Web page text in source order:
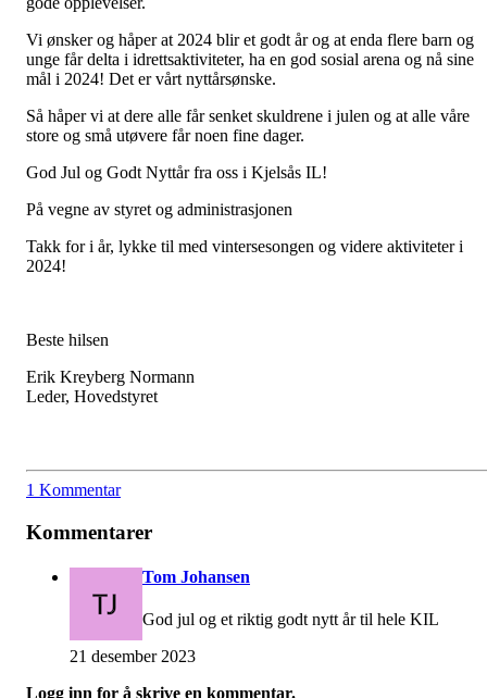
Vi ønsker og håper at 2024 blir et godt år og at enda flere barn og
unge får delta i idrettsaktiviteter, ha en god sosial arena og nå sine
mål i 2024! Det er vårt nyttårsønske.
Så håper vi at dere alle får senket skuldrene i julen og at alle våre
store og små utøvere får noen fine dager.
God Jul og Godt Nyttår fra oss i Kjelsås IL!
På vegne av styret og administrasjonen
Takk for i år, lykke til med vintersesongen og videre aktiviteter i
2024!
Beste hilsen
Erik Kreyberg Normann
Leder, Hovedstyret
1 Kommentar
Kommentarer
Tom Johansen
God jul og et riktig godt nytt år til hele KIL
21 desember 2023
Logg inn for å skrive en kommentar.